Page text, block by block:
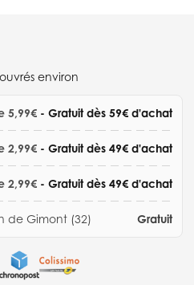
environ
5,99€ - Gratuit dès 59€ d'achat
2,99€ - Gratuit dès 49€ d'achat
2,99€ - Gratuit dès 49€ d'achat
de Gimont (32) Gratuit